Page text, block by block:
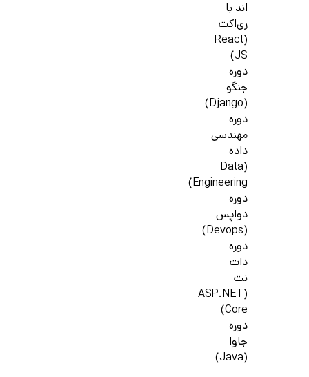
اند با
ری‌اکت
(React
JS)
دوره
جنگو
(Django)
دوره
مهندسی
داده
(Data
Engineering)
دوره
دواپس
(Devops)
دوره
دات
نت
(ASP.NET
Core)
دوره
جاوا
(Java)